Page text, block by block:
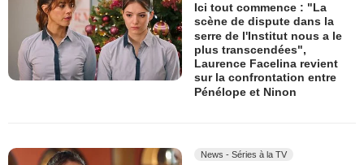
Ici tout commence : "La
scène de dispute dans la
serre de l'Institut nous a le
plus transcendées",
Laurence Facelina revient
sur la confrontation entre
Pénélope et Ninon
News - Séries à la TV